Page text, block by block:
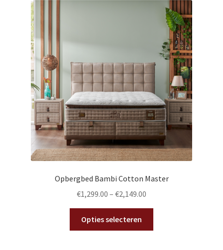
Deze
optie
gekozen
worden
op
productpagina
Opbergbed Bambi Cotton Master
€1,299.00 – €2,149.00
Opties selecteren